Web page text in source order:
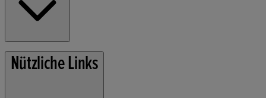
Rasenmäher
Gartengeräte
Nützliche Links